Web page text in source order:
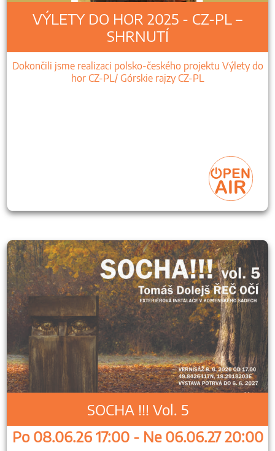
VÝLETY DO HOR 2025 - CZ-PL –
SHRNUTÍ
Dokončili jsme realizaci polsko-českého projektu Výlety do
hor CZ-PL/ Górskie rajzy CZ-PL
SOCHA !!! Vol. 5
Po 08.06.26 17:00 - Ne 06.06.27 20:00